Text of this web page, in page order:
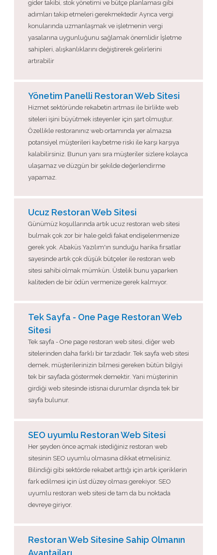
gider takibi, stok yönetimi ve bütçe planlaması gibi
adımları takip etmeleri gerekmektedir Ayrıca vergi
konularında uzmanlaşmak ve işletmenin vergi
yasalarına uygunluğunu sağlamak önemlidir İşletme
sahipleri, alışkanlıklarını değiştirerek gelirlerini
artırabilir
Yönetim Panelli Restoran Web Sitesi
Hizmet sektöründe rekabetin artması ile birlikte web
siteleri işini büyütmek isteyenler için şart olmuştur.
Özellikle restoranınız web ortamında yer almazsa
potansiyel müşterileri kaybetme riski ile karşı karşıya
kalabilirsiniz. Bunun yanı sıra müşteriler sizlere kolayca
ulaşamaz ve düzgün bir şekilde değerlendirme
yapamaz.
Ucuz Restoran Web Sitesi
Günümüz koşullarında artık ucuz restoran web sitesi
bulmak çok zor bir hale geldi fakat endişelenmenize
gerek yok. Abaküs Yazılım'ın sunduğu harika fırsatlar
sayesinde artık çok düşük bütçeler ile restoran web
sitesi sahibi olmak mümkün. Üstelik bunu yaparken
kaliteden de bir ödün vermenize gerek kalmıyor.
Tek Sayfa - One Page Restoran Web
Sitesi
Tek sayfa - One page restoran web sitesi, diğer web
sitelerinden daha farklı bir tarzdadır. Tek sayfa web sitesi
demek, müşterilerinizin bilmesi gereken bütün bilgiyi
tek bir sayfada göstermek demektir. Yani müşterinin
girdiği web sitesinde istisnai durumlar dışında tek bir
sayfa bulunur.
SEO uyumlu Restoran Web Sitesi
Her şeyden önce açmak istediğiniz restoran web
sitesinin SEO uyumlu olmasına dikkat etmelisiniz.
Bilindiği gibi sektörde rekabet arttığı için artık içeriklerin
fark edilmesi için üst düzey olması gerekiyor. SEO
uyumlu restoran web sitesi de tam da bu noktada
devreye giriyor.
Restoran Web Sitesine Sahip Olmanın
Avantajları